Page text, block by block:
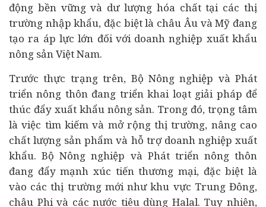
động bền vững và dư lượng hóa chất tại các thị
trường nhập khẩu, đặc biệt là châu Âu và Mỹ đang
tạo ra áp lực lớn đối với doanh nghiệp xuất khẩu
nông sản Việt Nam.
Trước thực trạng trên, Bộ Nông nghiệp và Phát
triển nông thôn đang triển khai loạt giải pháp để
thúc đẩy xuất khẩu nông sản. Trong đó, trọng tâm
là việc tìm kiếm và mở rộng thị trường, nâng cao
chất lượng sản phẩm và hỗ trợ doanh nghiệp xuất
khẩu. Bộ Nông nghiệp và Phát triển nông thôn
đang đẩy mạnh xúc tiến thương mại, đặc biệt là
vào các thị trường mới như khu vực Trung Đông,
châu Phi và các nước tiêu dùng Halal. Tuy nhiên,